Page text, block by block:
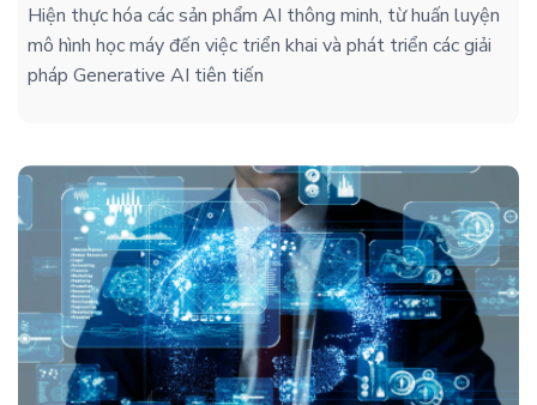
Hiện thực hóa các sản phẩm AI thông minh, từ huấn luyện
mô hình học máy đến việc triển khai và phát triển các giải
pháp Generative AI tiên tiến